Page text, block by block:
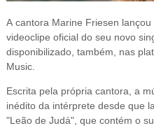
A cantora Marine Friesen
videoclipe oficial do seu novo
disponibilizado, também, nas
Music.
Escrita pela própria cantora, a
inédito da intérprete desde que
"Leão de Judá", que contém o